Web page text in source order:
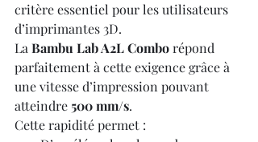
critère essentiel pour les utilisateurs
d’imprimantes 3D.
La Bambu Lab A2L Combo répond
parfaitement à cette exigence grâce à
une vitesse d’impression pouvant
atteindre 500 mm/s.
Cette rapidité permet :